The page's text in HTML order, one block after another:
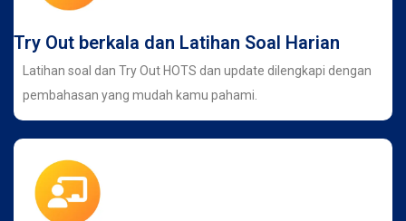
Try Out berkala dan Latihan Soal Harian
Latihan soal dan Try Out HOTS dan update dilengkapi dengan
pembahasan yang mudah kamu pahami.